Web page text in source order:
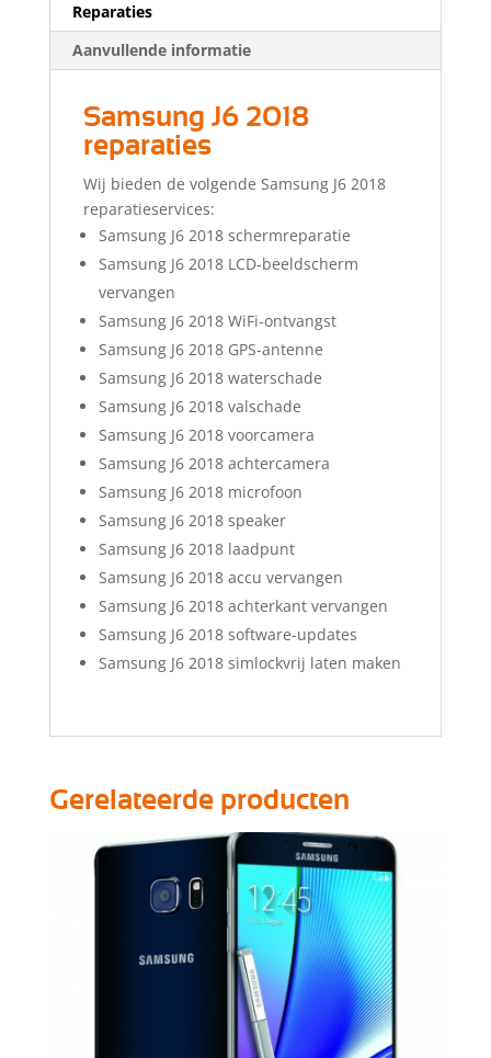
Reparaties
Aanvullende informatie
Samsung J6 2018
reparaties
Wij bieden de volgende Samsung J6 2018
reparatieservices:
Samsung J6 2018 schermreparatie
Samsung J6 2018 LCD-beeldscherm
vervangen
Samsung J6 2018 WiFi-ontvangst
Samsung J6 2018 GPS-antenne
Samsung J6 2018 waterschade
Samsung J6 2018 valschade
Samsung J6 2018 voorcamera
Samsung J6 2018 achtercamera
Samsung J6 2018 microfoon
Samsung J6 2018 speaker
Samsung J6 2018 laadpunt
Samsung J6 2018 accu vervangen
Samsung J6 2018 achterkant vervangen
Samsung J6 2018 software-updates
Samsung J6 2018 simlockvrij laten maken
Gerelateerde producten